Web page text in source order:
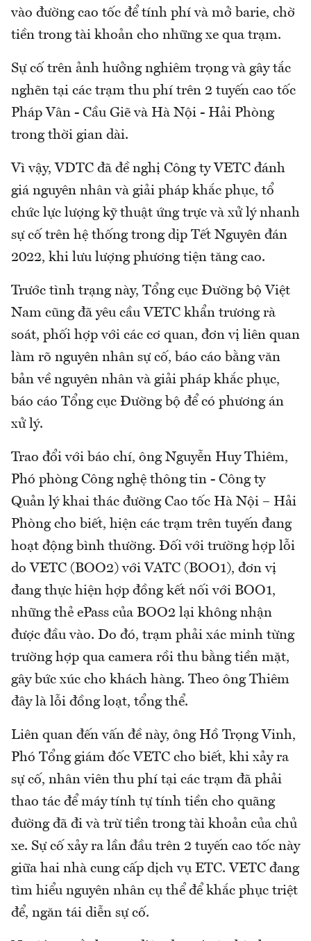
vào đường cao tốc để tính phí và mở barie, chờ
tiền trong tài khoản cho những xe qua trạm.
Sự cố trên ảnh hưởng nghiêm trọng và gây tắc
nghẽn tại các trạm thu phí trên 2 tuyến cao tốc
Pháp Vân - Cầu Giẽ và Hà Nội - Hải Phòng
trong thời gian dài.
Vì vậy, VDTC đã đề nghị Công ty VETC đánh
giá nguyên nhân và giải pháp khắc phục, tổ
chức lực lượng kỹ thuật ứng trực và xử lý nhanh
sự cố trên hệ thống trong dịp Tết Nguyên đán
2022, khi lưu lượng phương tiện tăng cao.
Trước tình trạng này, Tổng cục Đường bộ Việt
Nam cũng đã yêu cầu VETC khẩn trương rà
soát, phối hợp với các cơ quan, đơn vị liên quan
làm rõ nguyên nhân sự cố, báo cáo bằng văn
bản về nguyên nhân và giải pháp khắc phục,
báo cáo Tổng cục Đường bộ để có phương án
xử lý.
Trao đổi với báo chí, ông Nguyễn Huy Thiêm,
Phó phòng Công nghệ thông tin - Công ty
Quản lý khai thác đường Cao tốc Hà Nội – Hải
Phòng cho biết, hiện các trạm trên tuyến đang
hoạt động bình thường. Đối với trường hợp lỗi
do VETC (BOO2) với VATC (BOO1), đơn vị
đang thực hiện hợp đồng kết nối với BOO1,
những thẻ ePass của BOO2 lại không nhận
được đầu vào. Do đó, trạm phải xác minh từng
trường hợp qua camera rồi thu bằng tiền mặt,
gây bức xúc cho khách hàng. Theo ông Thiêm
đây là lỗi đồng loạt, tổng thể.
Liên quan đến vấn đề này, ông Hồ Trọng Vinh,
Phó Tổng giám đốc VETC cho biết, khi xảy ra
sự cố, nhân viên thu phí tại các trạm đã phải
thao tác để máy tính tự tính tiền cho quãng
đường đã đi và trừ tiền trong tài khoản của chủ
xe. Sự cố xảy ra lần đầu trên 2 tuyến cao tốc này
giữa hai nhà cung cấp dịch vụ ETC. VETC đang
tìm hiểu nguyên nhân cụ thể để khắc phục triệt
để, ngăn tái diễn sự cố.